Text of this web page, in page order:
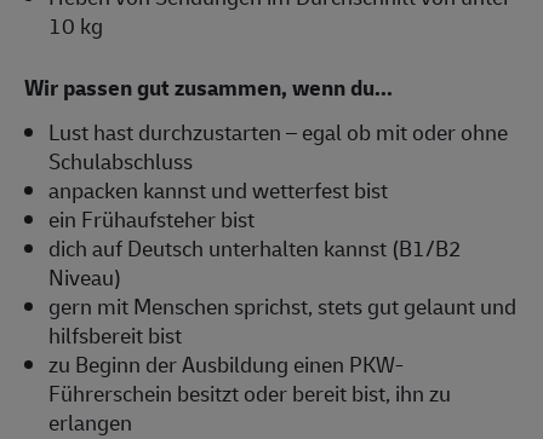
10 kg
Wir passen gut zusammen, wenn du...
Lust hast durchzustarten – egal ob mit oder ohne
Schulabschluss
anpacken kannst und wetterfest bist
ein Frühaufsteher bist
dich auf Deutsch unterhalten kannst (B1/B2
Niveau)
gern mit Menschen sprichst, stets gut gelaunt und
hilfsbereit bist
zu Beginn der Ausbildung einen PKW-
Führerschein besitzt oder bereit bist, ihn zu
erlangen